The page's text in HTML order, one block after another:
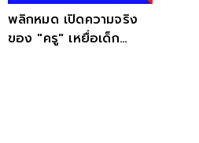
พลิกหมด เปิดความจริง
ของ "ครู" เหยื่อเด็ก